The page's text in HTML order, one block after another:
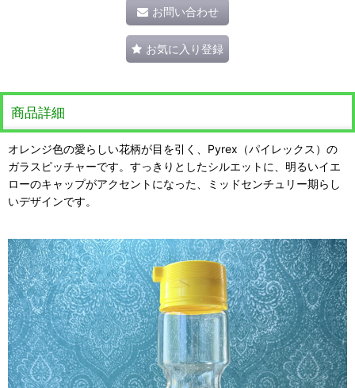
お問い合わせ
お気に入り登録
商品詳細
オレンジ色の愛らしい花柄が目を引く、Pyrex（パイレックス）の
ガラスピッチャーです。すっきりとしたシルエットに、明るいイエ
ローのキャップがアクセントになった、ミッドセンチュリー期らし
いデザインです。